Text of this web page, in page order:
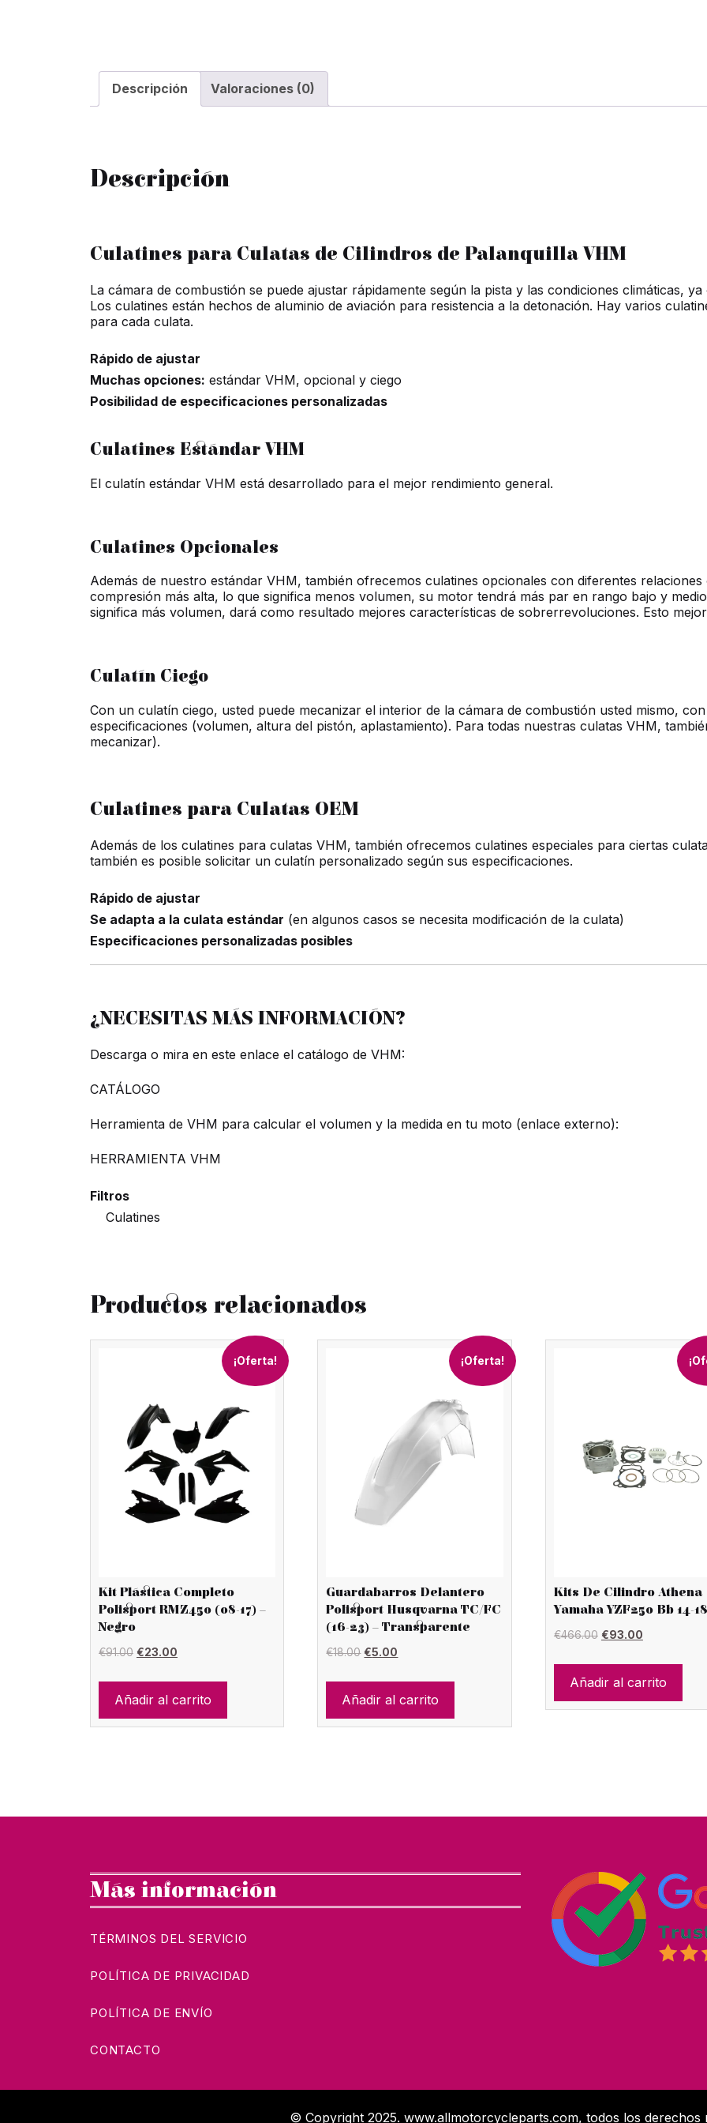
Descripción Valoraciones (0)
Descripción
Culatines para Culatas de Cilindros de Palanquilla VHM
La cámara de combustión se puede ajustar rápidamente según la pista y las condiciones climáticas,
Los culatines están hechos de aluminio de aviación para resistencia a la detonación. Hay varios
para cada culata.
Rápido de ajustar
Muchas opciones: estándar VHM, opcional y ciego
Posibilidad de especificaciones personalizadas
Culatines Estándar VHM
El culatín estándar VHM está desarrollado para el mejor rendimiento general.
Culatines Opcionales
Además de nuestro estándar VHM, también ofrecemos culatines opcionales con diferentes
compresión más alta, lo que significa menos volumen, su motor tendrá más par en rango bajo y
significa más volumen, dará como resultado mejores características de sobrerrevoluciones. Esto
Culatín Ciego
Con un culatín ciego, usted puede mecanizar el interior de la cámara de combustión usted mismo,
especificaciones (volumen, altura del pistón, aplastamiento). Para todas nuestras culatas VHM,
mecanizar).
Culatines para Culatas OEM
Además de los culatines para culatas VHM, también ofrecemos culatines especiales para ciertas
también es posible solicitar un culatín personalizado según sus especificaciones.
Rápido de ajustar
Se adapta a la culata estándar (en algunos casos se necesita modificación de la culata)
Especificaciones personalizadas posibles
¿NECESITAS MÁS INFORMACIÓN?
Descarga o mira en este enlace el catálogo de VHM:
CATÁLOGO
Herramienta de VHM para calcular el volumen y la medida en tu moto (enlace externo):
HERRAMIENTA VHM
Filtros
Culatines
Productos relacionados
¡Oferta!
Kit Plástica Completo
Polisport RMZ450 (08-17) –
Negro
€91.00 El
original
€23.00
actual
Añadir al carrito
¡Oferta!
Guardabarros Delantero
Polisport Husqvarna TC/FC
(16-23) – Transparente
€18.00 El
original
€5.00
actual
Añadir al carrito
Kits De Cilindro Athena
Yamaha YZF250 Bb 14-18
€466.00 El
original
€93.00El
actual
Añadir al carrito
Más información
TÉRMINOS DEL SERVICIO
POLÍTICA DE PRIVACIDAD
POLÍTICA DE ENVÍO
CONTACTO
© Copyright 2025. www.allmotorcycleparts.com, todos los derechos